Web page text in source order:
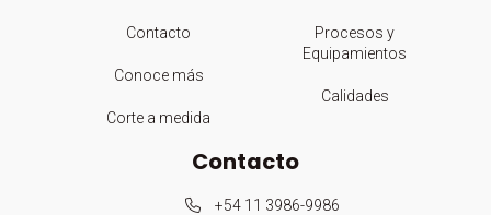
Contacto
Conoce más
Corte a medida
Procesos y
Equipamientos
Calidades
Contacto
+54 11 3986-9986